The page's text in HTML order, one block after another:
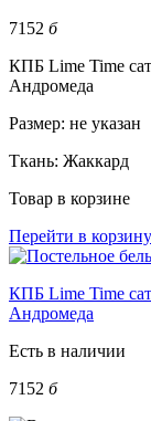
7152 б
КПБ Lime Time
Андромеда
Размер: не указан
Ткань: Жаккард
Товар в корзине
Перейти в корзину
КПБ Lime Time
Андромеда
Есть в наличии
7152 б